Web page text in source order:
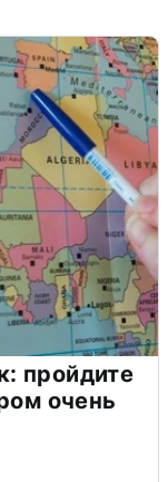
пройдите
очень